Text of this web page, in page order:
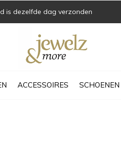
ACCESSOIRES SCHOENEN
is dezelfde dag verzonden